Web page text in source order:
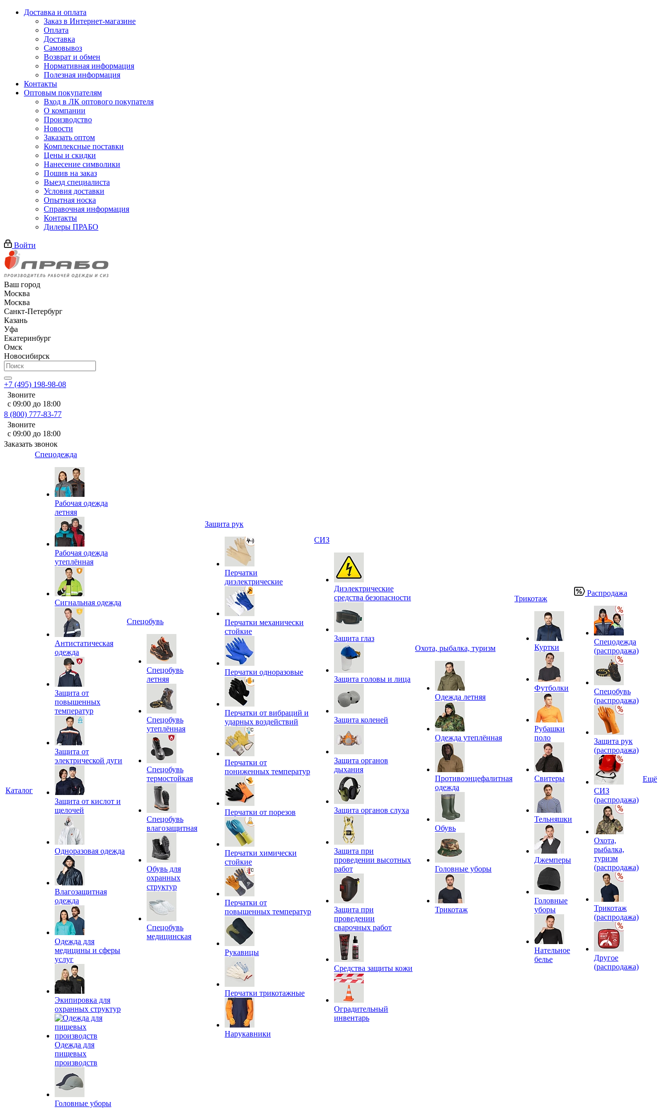
Доставка и оплата
Заказ в Интернет-магазине
Оплата
Доставка
Самовывоз
Возврат и обмен
Нормативная информация
Полезная информация
Контакты
Оптовым покупателям
Вход в ЛК оптового покупателя
О компании
Производство
Новости
Заказать оптом
Комплексные поставки
Цены и скидки
Нанесение символики
Пошив на заказ
Выезд специалиста
Условия доставки
Опытная носка
Справочная информация
Контакты
Дилеры ПРАБО
Войти
Ваш город
Москва
Москва
Санкт-Петербург
Казань
Уфа
Екатеринбург
Омск
Новосибирск
+7 (495) 198-98-08
Звоните
с 09:00 до 18:00
8 (800) 777-83-77
Звоните
с 09:00 до 18:00
Заказать звонок
Каталог
Спецодежда
Рабочая одежда
летняя
Рабочая одежда
утеплённая
Сигнальная одежда
Антистатическая
одежда
Защита от
повышенных
температур
Защита от
электрической дуги
Защита от кислот и
щелочей
Одноразовая одежда
Влагозащитная
одежда
Одежда для
медицины и сферы
услуг
Экипировка для
охранных структур
Одежда для
пищевых
производств
Головные уборы
Спецобувь
Спецобувь
летняя
Спецобувь
утеплённая
Спецобувь
термостойкая
Спецобувь
влагозащитная
Обувь для
охранных
структур
Спецобувь
медицинская
Защита рук
Перчатки
диэлектрические
Перчатки механически
стойкие
Перчатки одноразовые
Перчатки от вибраций и
ударных воздействий
Перчатки от
пониженных температур
Перчатки от порезов
Перчатки химически
стойкие
Перчатки от
повышенных температур
Рукавицы
Перчатки трикотажные
Нарукавники
СИЗ
Диэлектрические
средства безопасности
Защита глаз
Защита головы и лица
Защита коленей
Защита органов
дыхания
Защита органов слуха
Защита при
проведении высотных
работ
Защита при
проведении
сварочных работ
Средства защиты кожи
Оградительный
инвентарь
Охота, рыбалка, туризм
Одежда летняя
Одежда утеплённая
Противоэнцефалитная
одежда
Обувь
Головные уборы
Трикотаж
Трикотаж
Куртки
Футболки
Рубашки
поло
Свитеры
Тельняшки
Джемперы
Головные
уборы
Нательное
белье
Распродажа
Спецодежда
(распродажа)
Спецобувь
(распродажа)
Защита рук
(распродажа)
СИЗ
(распродажа)
Охота,
рыбалка,
туризм
(распродажа)
Трикотаж
(распродажа)
Другое
(распродажа)
Ещё